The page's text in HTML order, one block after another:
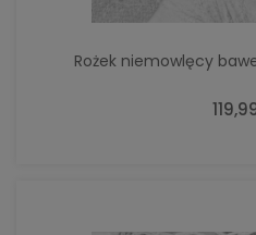
Rożek niemowlęcy